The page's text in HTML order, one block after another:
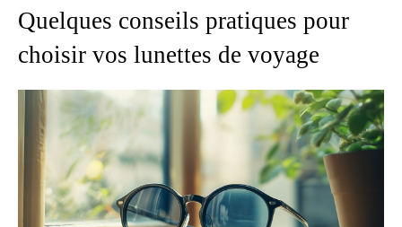
Quelques conseils pratiques pour
choisir vos lunettes de voyage